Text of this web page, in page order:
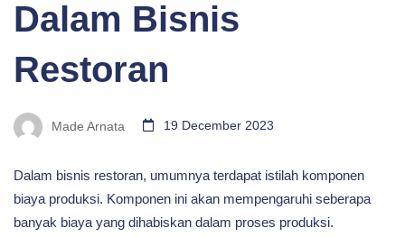
Dalam Bisnis
Restoran
Made Arnata 19 December 2023
Dalam bisnis restoran, umumnya terdapat istilah komponen
biaya produksi. Komponen ini akan mempengaruhi seberapa
banyak biaya yang dihabiskan dalam proses produksi.